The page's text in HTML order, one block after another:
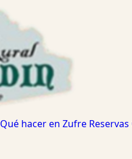
Qué hacer en Zufre Reservas